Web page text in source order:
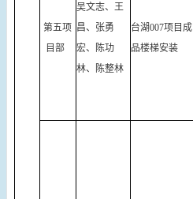
第五项
目部
吴文志、王
昌、张勇
宏、陈功
林、陈整林
台湖007项目成
品楼梯安装